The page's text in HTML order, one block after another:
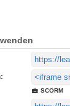
SCORM